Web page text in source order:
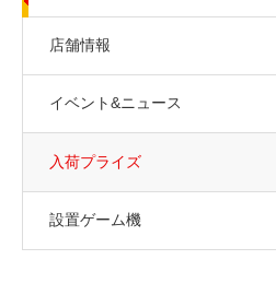
店舗情報
イベント&ニュース
入荷プライズ
設置ゲーム機